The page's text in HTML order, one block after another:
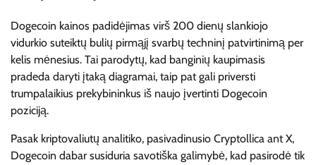
Dogecoin kainos padidėjimas virš 200 dienų slankiojo
vidurkio suteiktų bulių pirmąjį svarbų techninį patvirtinimą per
kelis mėnesius. Tai parodytų, kad banginių kaupimasis
pradeda daryti įtaką diagramai, taip pat gali priversti
trumpalaikius prekybininkus iš naujo įvertinti Dogecoin
poziciją.
Pasak kriptovaliutų analitiko, pasivadinusio Cryptollica ant X,
Dogecoin dabar susiduria savotiška galimybė, kad pasirodė tik